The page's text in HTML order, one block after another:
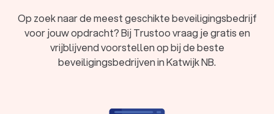
Een beveiligingsbedrijf in Katwijk NB biedt veel diensten aan
om de veiligheid van mensen, eigendommen en
evenementen te waarborgen. De
beveiligingswerkzaamheden variëren afhankelijk van jouw
Op zoek naar de meest geschikte beveiligingsbedrijf
voor jouw opdracht? Bij Trustoo vraag je gratis en
vrijblijvend voorstellen op bij de beste
beveiligingsbedrijven in Katwijk NB.